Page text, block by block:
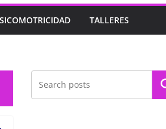
TALLERES